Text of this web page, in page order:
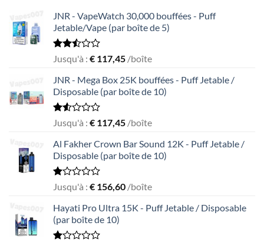
JNR - VapeWatch 30,000 bouffées - Puff
Jetable/Vape (par boîte de 5)
Rated
out
of 5
Jusqu'à : € 117,45 /boîte
JNR - Mega Box 25K bouffées - Puff Jetable /
Disposable (par boîte de 10)
Rated
out
of
5
Jusqu'à : € 117,45 /boîte
Al Fakher Crown Bar Sound 12K - Puff Jetable /
Disposable (par boîte de 10)
Rated
out
of
5
Jusqu'à : € 156,60 /boîte
Hayati Pro Ultra 15K - Puff Jetable / Disposable
(par boîte de 10)